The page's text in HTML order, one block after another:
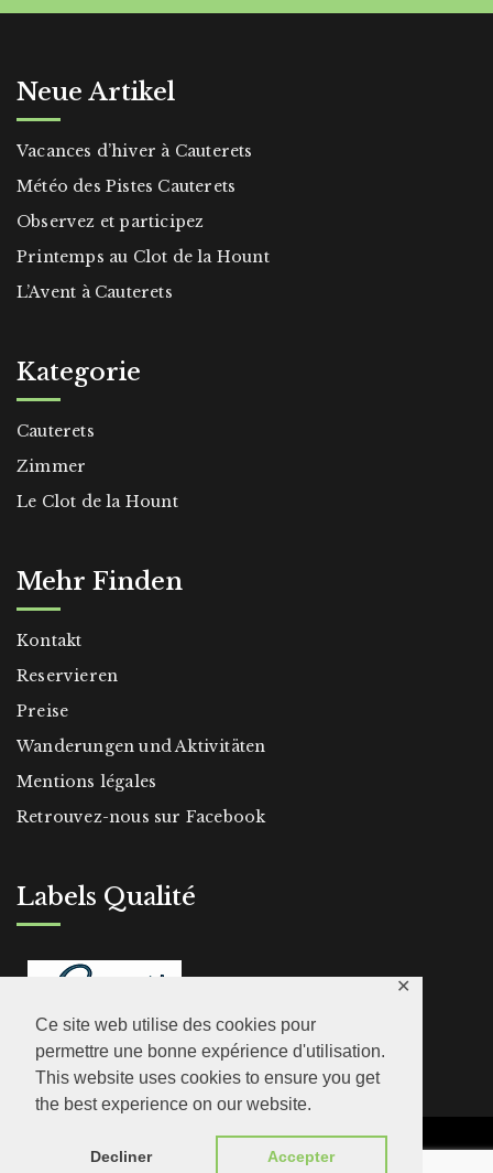
Ce site web utilise des cookies pour
permettre une bonne expérience d'utilisation.
This website uses cookies to ensure you get
the best experience on our website.
Decliner Accepter
✕
Neue Artikel
Vacances d’hiver à Cauterets
Météo des Pistes Cauterets
Observez et participez
Printemps au Clot de la Hount
L’Avent à Cauterets
Kategorie
Cauterets
Zimmer
Le Clot de la Hount
Mehr Finden
Kontakt
Reservieren
Preise
Wanderungen und Aktivitäten
Mentions légales
Retrouvez-nous sur Facebook
Labels Qualité
© 2026 Le Clot de la Hount - Cauterets -